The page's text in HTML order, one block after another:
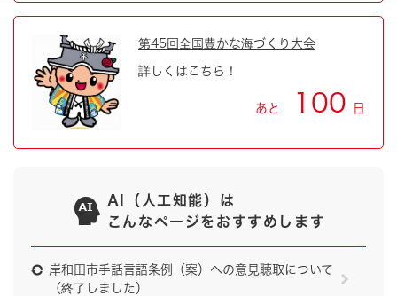
第45回全国豊かな海づくり大会
詳しくはこちら！
あと 100 日
AI（人工知能）は
こんなページをおすすめします
岸和田市手話言語条例（案）への意見聴取について
（終了しました）